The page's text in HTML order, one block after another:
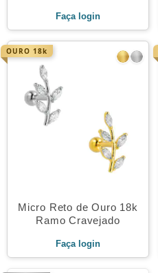
Faça login
OURO 18k
Micro Reto de Ouro 18k
Ramo Cravejado
Faça login